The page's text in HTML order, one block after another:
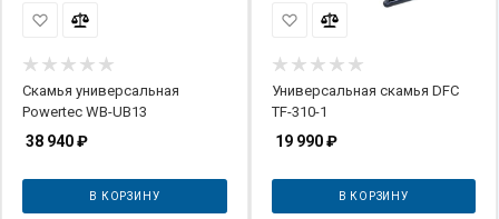
Скамья универсальная
Powertec WB-UB13
38 940₽
В КОРЗИНУ
Универсальная скамья DFC
TF-310-1
19 990₽
В КОРЗИНУ